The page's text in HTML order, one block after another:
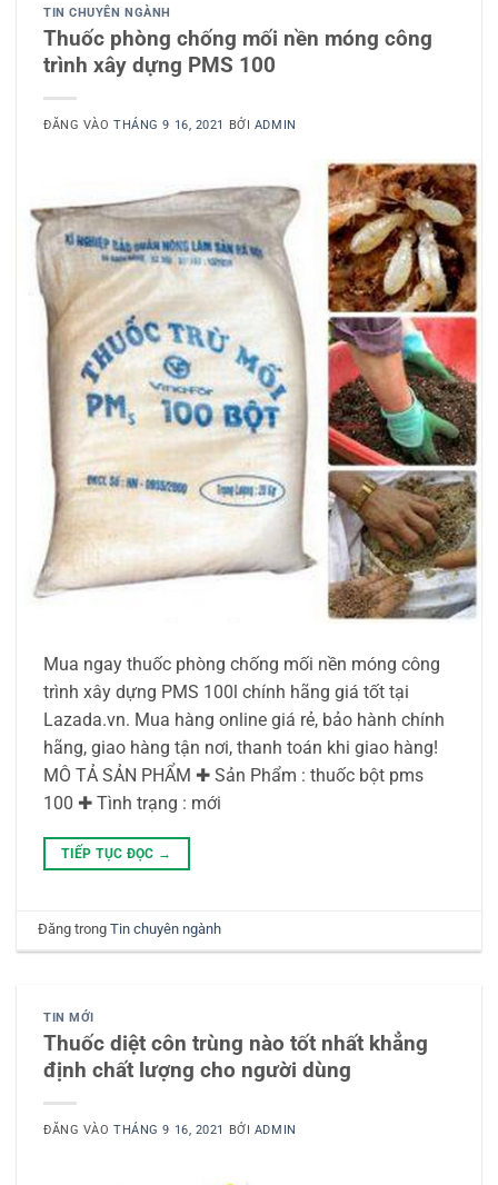
TIN CHUYÊN NGÀNH
Thuốc phòng chống mối nền móng công
trình xây dựng PMS 100
ĐĂNG VÀOTHÁNG 9 16, 2021 BỞI ADMIN
Mua ngay thuốc phòng chống mối nền móng công
trình xây dựng PMS 100l chính hãng giá tốt tại
Lazada.vn. Mua hàng online giá rẻ, bảo hành chính
hãng, giao hàng tận nơi, thanh toán khi giao hàng!
MÔ TẢ SẢN PHẨM ✚ Sản Phẩm : thuốc bột pms
100 ✚ Tình trạng : mới
TIẾP TỤC ĐỌC →
Đăng trongTin chuyên ngành
TIN MỚI
Thuốc diệt côn trùng nào tốt nhất khẳng
định chất lượng cho người dùng
ĐĂNG VÀOTHÁNG 9 16, 2021 BỞI ADMIN